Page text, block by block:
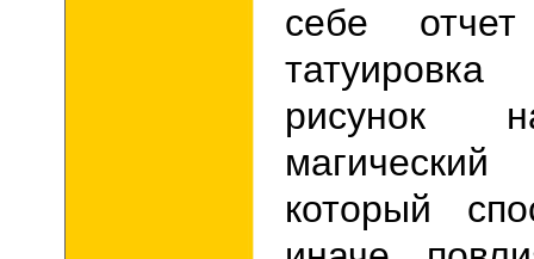
себе
который